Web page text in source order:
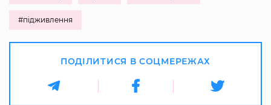
#підживлення
ПОДІЛИТИСЯ В СОЦМЕРЕЖАХ